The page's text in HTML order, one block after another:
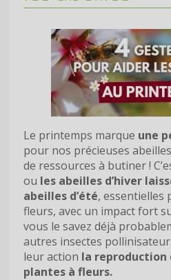
Le printemps marque une
pour nos précieuses
de ressources à butiner !
ou les abeilles d’hiver
abeilles d’été, essentielles
fleurs, avec un impact fort
vous le savez déjà
autres insectes
leur action la reproduction
plantes à fleurs.